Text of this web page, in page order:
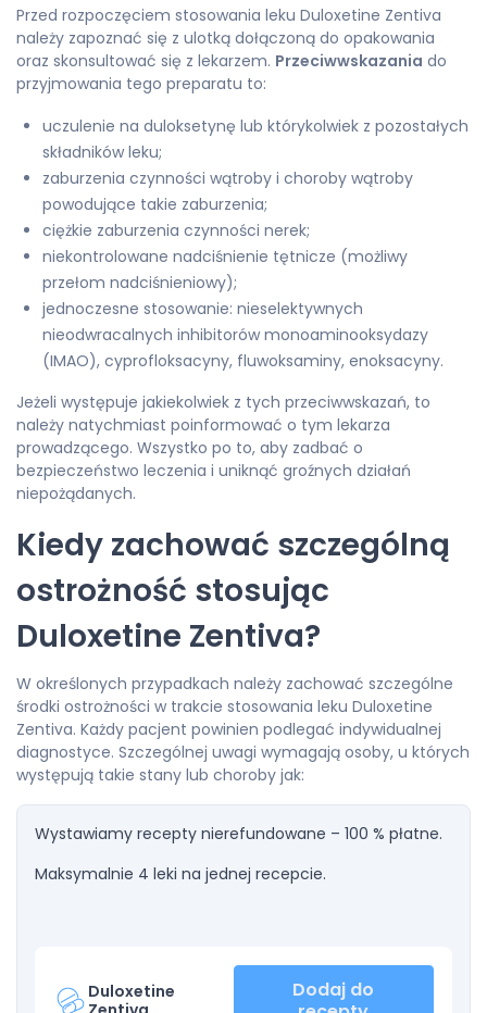
Przed rozpoczęciem stosowania leku Duloxetine Zentiva
należy zapoznać się z ulotką dołączoną do opakowania
oraz skonsultować się z lekarzem. Przeciwwskazania do
przyjmowania tego preparatu to:
uczulenie na duloksetynę lub którykolwiek z pozostałych
składników leku;
zaburzenia czynności wątroby i choroby wątroby
powodujące takie zaburzenia;
ciężkie zaburzenia czynności nerek;
niekontrolowane nadciśnienie tętnicze (możliwy
przełom nadciśnieniowy);
jednoczesne stosowanie: nieselektywnych
nieodwracalnych inhibitorów monoaminooksydazy
(IMAO), cyprofloksacyny, fluwoksaminy, enoksacyny.
Jeżeli występuje jakiekolwiek z tych przeciwwskazań, to
należy natychmiast poinformować o tym lekarza
prowadzącego. Wszystko po to, aby zadbać o
bezpieczeństwo leczenia i uniknąć groźnych działań
niepożądanych.
Kiedy zachować szczególną
ostrożność stosując
Duloxetine Zentiva?
W określonych przypadkach należy zachować szczególne
środki ostrożności w trakcie stosowania leku Duloxetine
Zentiva. Każdy pacjent powinien podlegać indywidualnej
diagnostyce. Szczególnej uwagi wymagają osoby, u których
występują takie stany lub choroby jak:
Wystawiamy recepty nierefundowane – 100 % płatne.
Maksymalnie 4 leki na jednej recepcie.
Duloxetine
Dodaj do